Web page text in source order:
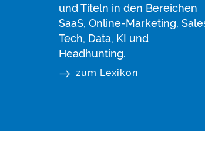
und Titeln in den Bereichen
SaaS, Online-Marketing,
Tech, Data, KI und
Headhunting.
zum Lexikon